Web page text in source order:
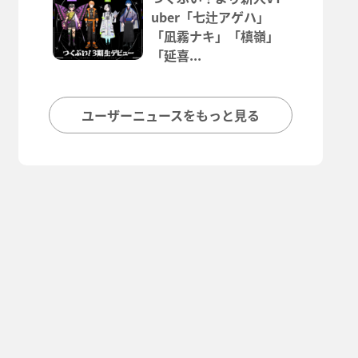
uber「七辻アゲハ」
「凪霧ナキ」「槙嶺」
「延喜...
ユーザーニュースをもっと見る